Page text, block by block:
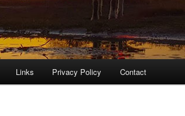
Links Privacy Policy Contact